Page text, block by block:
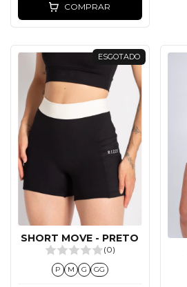
COMPRAR
ESGOTADO
SHORT MOVE - PRETO
(0)
P M G GG